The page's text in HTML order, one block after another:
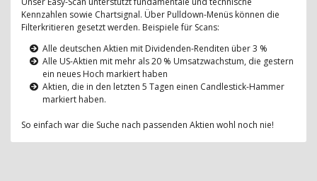
Kennzahlen sowie Chartsignal. Über Pulldown-Menüs können die
Filterkritieren gesetzt werden. Beispiele für Scans:
Alle deutschen Aktien mit Dividenden-Renditen über 3 %
Alle US-Aktien mit mehr als 20 % Umsatzwachstum, die gestern
ein neues Hoch markiert haben
Aktien, die in den letzten 5 Tagen einen Candlestick-Hammer
markiert haben.
So einfach war die Suche nach passenden Aktien wohl noch nie!